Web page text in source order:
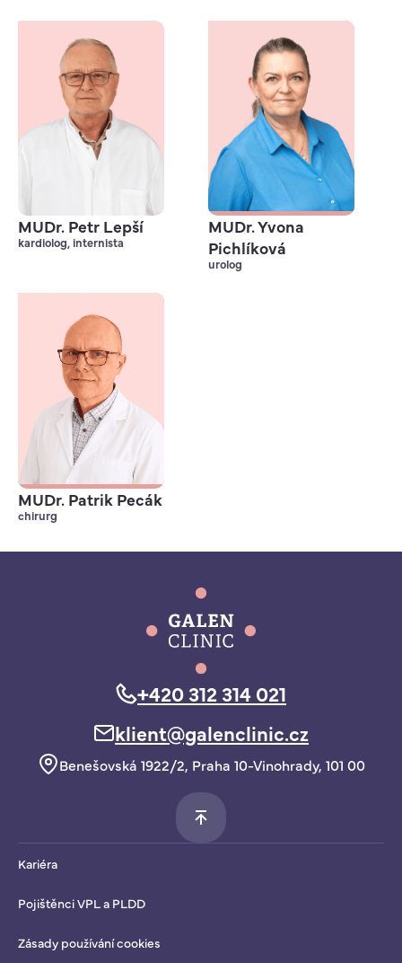
MUDr. Petr Lepší
kardiolog, internista
MUDr. Yvona
Pichlíková
urolog
MUDr. Patrik Pecák
chirurg
+420 312 314 021
klient@galenclinic.cz
Benešovská 1922/2, Praha 10-Vinohrady, 101 00
Kariéra
Pojištěnci VPL a PLDD
Zásady používání cookies